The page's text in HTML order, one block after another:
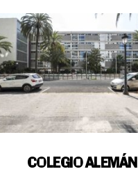
COLEGIO ALEMÁN